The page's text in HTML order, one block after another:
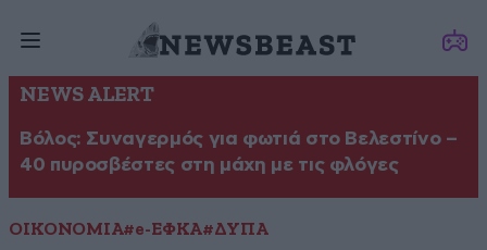
NEWS ALERT
Βόλος: Συναγερμός για φωτιά στο Βελεστίνο –
40 πυροσβέστες στη μάχη με τις φλόγες
ΟΙΚΟΝΟΜΙΑ#e-ΕΦΚΑ#ΔΥΠΑ